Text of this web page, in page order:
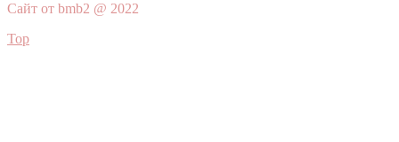
Сайт от bmb2 @ 2022
Top